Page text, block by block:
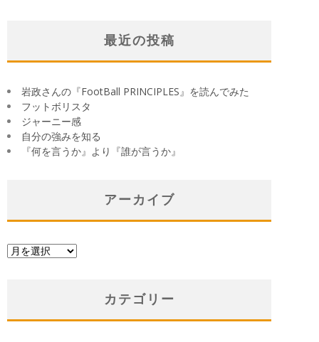
最近の投稿
岩政さんの『FootBall PRINCIPLES』を読んでみた
フットボリスタ
ジャーニー感
自分の強みを知る
『何を言うか』より『誰が言うか』
アーカイブ
ア
カテゴリー